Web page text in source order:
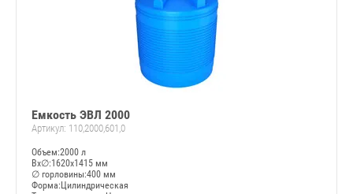
Емкость ЭВЛ 2000
Артикул: 110,2000,601,0
Объем:2000 л
Вx∅:1620x1415 мм
∅ горловины:400 мм
Форма:Цилиндрическая